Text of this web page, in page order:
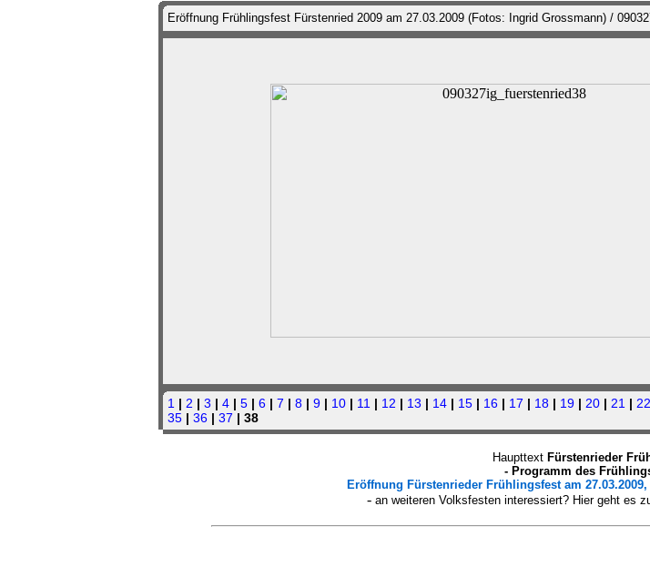
Eröffnung Frühlingsfest Fürstenried 2009 am 27.03.2009 (Fotos: Ingrid Grossmann) /
1 | 2 | 3 | 4 | 5 | 6 | 7 | 8 | 9 | 10 | 11 | 12 | 13 | 14 | 15 | 16 | 17 | 18 | 19 | 20 | 21 | 22
35 | 36 | 37 | 38
Haupttext Fürstenrieder
- Programm des
Eröffnung Fürstenrieder Frühlingsfest am 27.03.2009,
- an weiteren Volksfesten interessiert? Hier geht es